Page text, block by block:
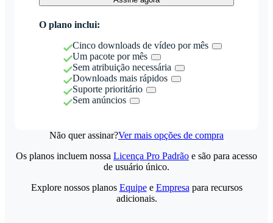
O plano inclui:
Cinco downloads de vídeo por mês
Um pacote por mês
Sem atribuição necessária
Downloads mais rápidos
Suporte prioritário
Sem anúncios
Não quer assinar?Ver mais opções de compra
Os planos incluem nossa Licença Pro Padrão e são para acesso
de usuário único.
Explore nossos planos Equipee Empresa para recursos
adicionais.